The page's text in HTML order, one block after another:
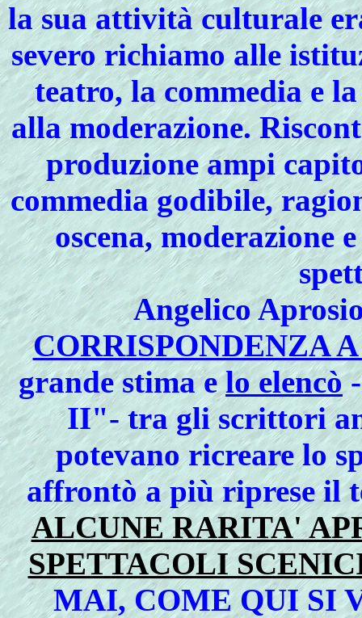
la sua attività culturale
severo richiamo alle
teatro, la commedia e
allamoderazione.
produzione ampi
commedia godibile,
oscena, moderazione
Angelico
CORRISPONDENZA
grande stima elo elencò-
II"- tra gli scrittori
potevano ricreare lo
affrontò a più riprese il
ALCUNE RARITA'
SPETTACOLI
MAI, COME QUI SI